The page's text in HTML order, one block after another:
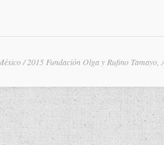
/ 2015 Fundación Olga y Rufino Tamayo,